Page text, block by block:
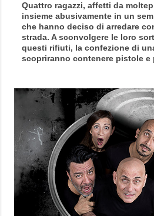
Quattro ragazzi, affetti da
insieme abusivamente in un
che hanno deciso di arredare
strada. A sconvolgere le loro
questi rifiuti, la confezione di
scopriranno contenere pistole e